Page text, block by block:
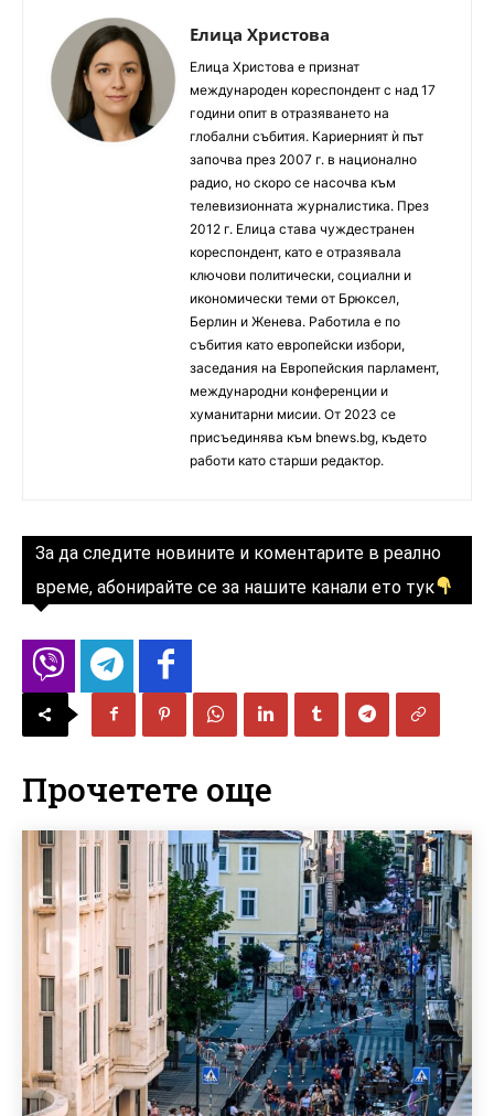
Елица Христова
Елица Христова е признат
международен кореспондент с над 17
години опит в отразяването на
глобални събития. Кариерният ѝ път
започва през 2007 г. в национално
радио, но скоро се насочва към
телевизионната журналистика. През
2012 г. Елица става чуждестранен
кореспондент, като е отразявала
ключови политически, социални и
икономически теми от Брюксел,
Берлин и Женева. Работила е по
събития като европейски избори,
заседания на Европейския парламент,
международни конференции и
хуманитарни мисии. От 2023 се
присъединява към bnews.bg, където
работи като старши редактор.
За да следите новините и коментарите в реално
време, абонирайте се за нашите канали ето тук
Прочетете още